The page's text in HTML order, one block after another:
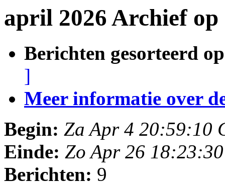
april 2026 Archief
Berichten gesorteerd
]
Meer informatie over
Begin: Za Apr 4 20:59:10
Einde: Zo Apr 26
Berichten: 9